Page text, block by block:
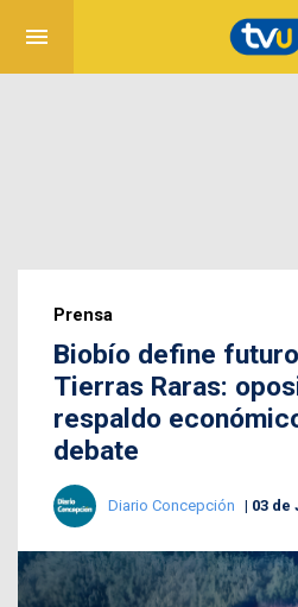
menu
Prensa
Biobío define
Tierras Raras:
respaldo
debate
Diario Concepción 03 de